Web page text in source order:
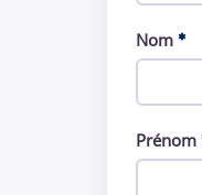
Nom
Prénom